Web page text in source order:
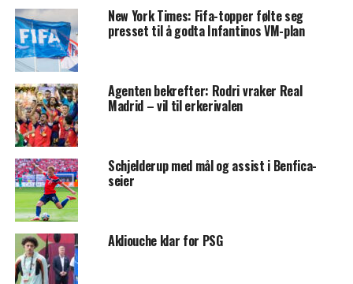
New York Times: Fifa-topper følte seg
presset til å godta Infantinos VM-plan
Agenten bekrefter: Rodri vraker Real
Madrid – vil til erkerivalen
Schjelderup med mål og assist i Benfica-
seier
Akliouche klar for PSG